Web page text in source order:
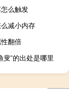
么触发
减小内存
翻倍
叟”的出处是哪里